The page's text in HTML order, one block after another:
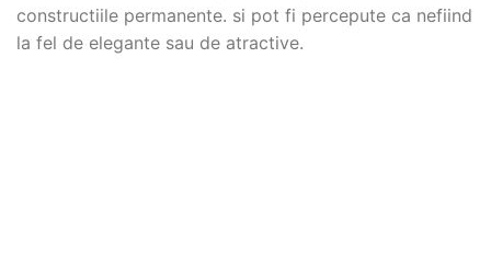
constructiile permanente. si pot fi percepute ca nefiind
la fel de elegante sau de atractive.